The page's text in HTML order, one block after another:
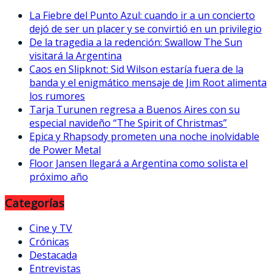
La Fiebre del Punto Azul: cuando ir a un concierto
dejó de ser un placer y se convirtió en un privilegio
De la tragedia a la redención: Swallow The Sun
visitará la Argentina
Caos en Slipknot: Sid Wilson estaría fuera de la
banda y el enigmático mensaje de Jim Root alimenta
los rumores
Tarja Turunen regresa a Buenos Aires con su
especial navideño “The Spirit of Christmas”
Epica y Rhapsody prometen una noche inolvidable
de Power Metal
Floor Jansen llegará a Argentina como solista el
próximo año
Categorías
Cine y TV
Crónicas
Destacada
Entrevistas